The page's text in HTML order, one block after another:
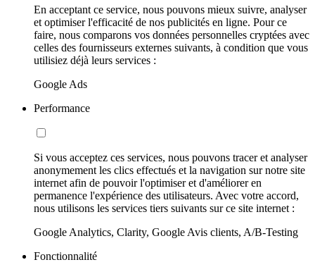
En acceptant ce service, nous pouvons mieux suivre, analyser
et optimiser l'efficacité de nos publicités en ligne. Pour ce
faire, nous comparons vos données personnelles cryptées avec
celles des fournisseurs externes suivants, à condition que vous
utilisiez déjà leurs services :
Google Ads
Performance
Si vous acceptez ces services, nous pouvons tracer et analyser
anonymement les clics effectués et la navigation sur notre site
internet afin de pouvoir l'optimiser et d'améliorer en
permanence l'expérience des utilisateurs. Avec votre accord,
nous utilisons les services tiers suivants sur ce site internet :
Google Analytics, Clarity, Google Avis clients, A/B-Testing
Fonctionnalité